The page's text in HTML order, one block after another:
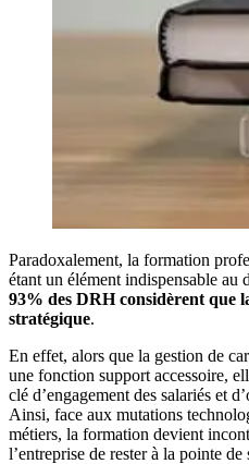
Paradoxalement, la formation
étant un élément indispensable au
93% des DRH considèrent que
stratégique.
En effet, alors que la gestion de
une fonction support accessoire,
clé d’engagement des salariés et
Ainsi, face aux mutations
métiers, la formation devient
l’entreprise de rester à la pointe de